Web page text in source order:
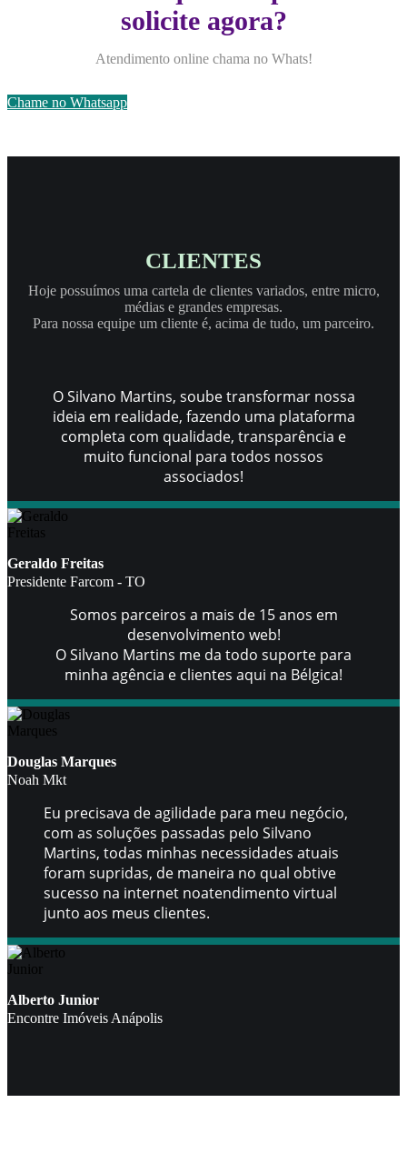
solicite agora?
Atendimento online chama no Whats!
Chame no Whatsapp
CLIENTES
Hoje possuímos uma cartela de clientes variados, entre micro,
médias e grandes empresas.
Para nossa equipe um cliente é, acima de tudo, um parceiro.
O Silvano Martins, soube transformar nossa
ideia em realidade, fazendo uma plataforma
completa com qualidade, transparência e
muito funcional para todos nossos
associados!
Geraldo Freitas
Presidente Farcom - TO
Somos parceiros a mais de 15 anos em
desenvolvimento web!
O Silvano Martins me da todo suporte para
minha agência e clientes aqui na Bélgica!
Douglas Marques
Noah Mkt
Eu precisava de agilidade para meu negócio,
com as soluções passadas pelo Silvano
Martins, todas minhas necessidades atuais
foram supridas, de maneira no qual obtive
sucesso na internet noatendimento virtual
junto aos meus clientes.
Alberto Junior
Encontre Imóveis Anápolis